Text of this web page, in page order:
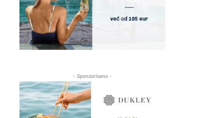
- Sponzorisano -